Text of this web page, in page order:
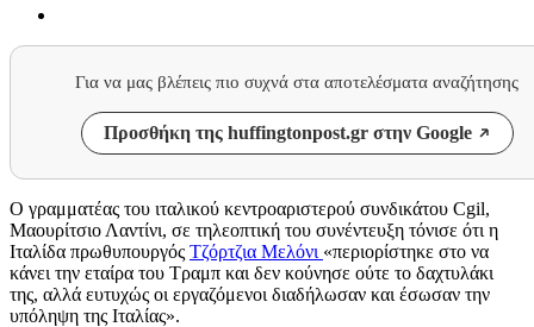
Για να μας βλέπεις πιο συχνά στα αποτελέσματα αναζήτησης
Προσθήκη της huffingtonpost.gr στην Google
O γραμματέας του ιταλικού κεντροαριστερού συνδικάτου Cgil,
Μαουρίτσιο Λαντίνι, σε τηλεοπτική του συνέντευξη τόνισε ότι η
Ιταλίδα πρωθυπουργός Τζόρτζια Μελόνι «περιορίστηκε στο να
κάνει την εταίρα του Τραμπ και δεν κούνησε ούτε το δαχτυλάκι
της, αλλά ευτυχώς οι εργαζόμενοι διαδήλωσαν και έσωσαν την
υπόληψη της Ιταλίας».